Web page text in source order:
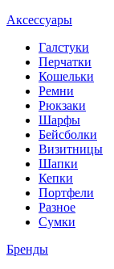
Аксессуары
Галстуки
Перчатки
Кошельки
Ремни
Рюкзаки
Шарфы
Бейсболки
Визитницы
Шапки
Кепки
Портфели
Разное
Сумки
Бренды